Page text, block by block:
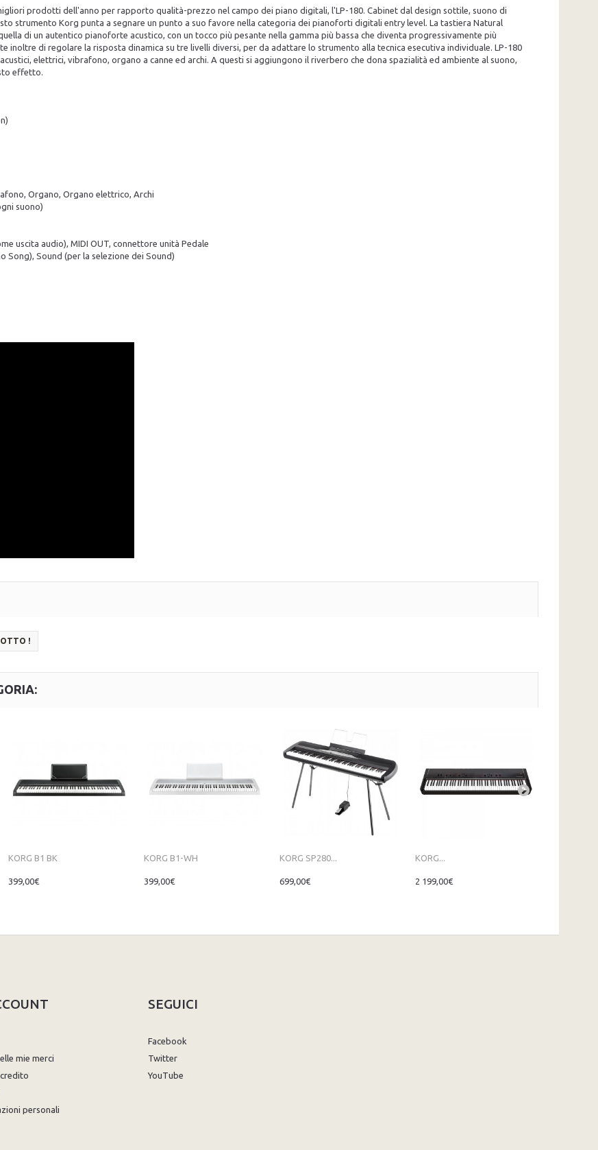
prodotti dell'anno per rapporto qualità-prezzo nel campo dei piano digitali, l'LP-180. Cabinet dal design sottile, suono di
strumento Korg punta a segnare un punto a suo favore nella categoria dei pianoforti digitali entry level. La tastiera Natural
di un autentico pianoforte acustico, con un tocco più pesante nella gamma più bassa che diventa progressivamente più
inoltre di regolare la risposta dinamica su tre livelli diversi, per da adattare lo strumento alla tecnica esecutiva individuale. LP-180
elettrici, vibrafono, organo a canne ed archi. A questi si aggiungono il riverbero che dona spazialità ed ambiente al suono,
effetto.
Organo, Organo elettrico, Archi
suono)
uscita audio), MIDI OUT, ​​connettore unità Pedale
Song), Sound (per la selezione dei Sound)
!
KORG B1 BK
399,00€
KORG B1-WH
399,00€
KORG SP280...
699,00€
KORG...
2 199,00€
mie merci
personali
SEGUICI
Facebook
Twitter
YouTube